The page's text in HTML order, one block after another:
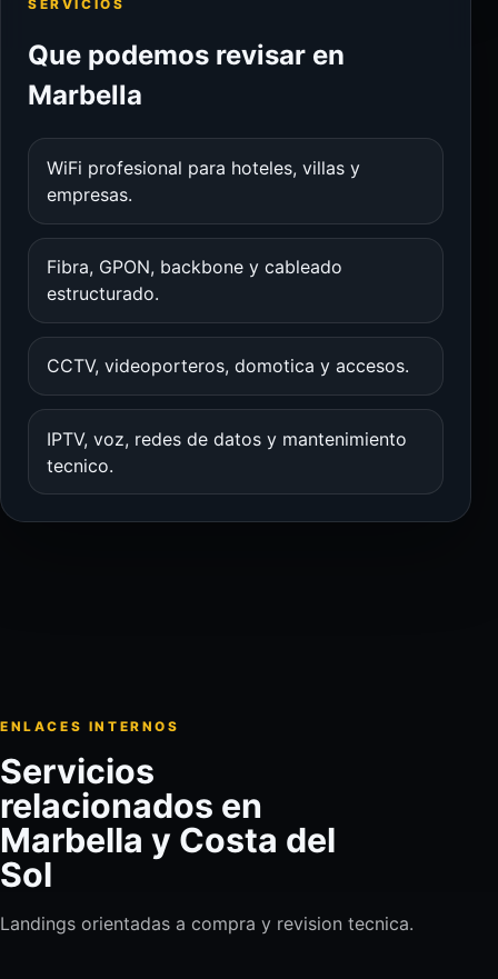
SERVICIOS
Que podemos revisar en
Marbella
WiFi profesional para hoteles, villas y
empresas.
Fibra, GPON, backbone y cableado
estructurado.
CCTV, videoporteros, domotica y accesos.
IPTV, voz, redes de datos y mantenimiento
tecnico.
ENLACES INTERNOS
Servicios
relacionados en
Marbella y Costa del
Sol
Landings orientadas a compra y revision tecnica.